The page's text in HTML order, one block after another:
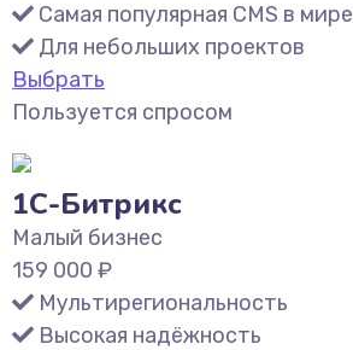
Самая популярная CMS в мире
Для небольших проектов
Выбрать
Пользуется спросом
1С-Битрикс
Малый бизнес
159 000 ₽
Мультирегиональность
Высокая надёжность